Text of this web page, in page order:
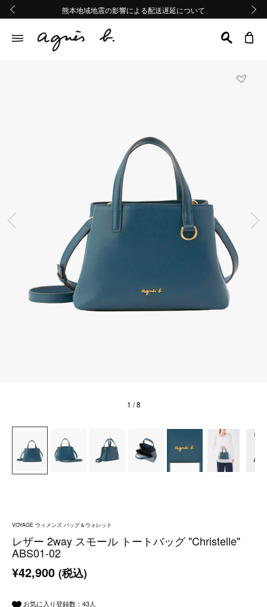
熊本地域地震の影響による配送遅延について
Summer Sale 2buy10%OFF!!
熊本地域地震の影響による配送遅延について
Summer Sale 2buy10%OFF!!
前の画像
1 / 8
VOYAGE ウィメンズ バッグ＆ウォレット
レザー 2way スモール トートバッグ "Christelle"
ABS01-02
¥42,900 (税込)
お気に入り登録数： 43人